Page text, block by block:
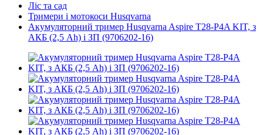
Ліс та сад
Тримери і мотокоси Husqvarna
Акумуляторний тример Husqvarna Aspire T28-P4A KIT, з
АКБ (2,5 Ah) і ЗП (9706202-16)